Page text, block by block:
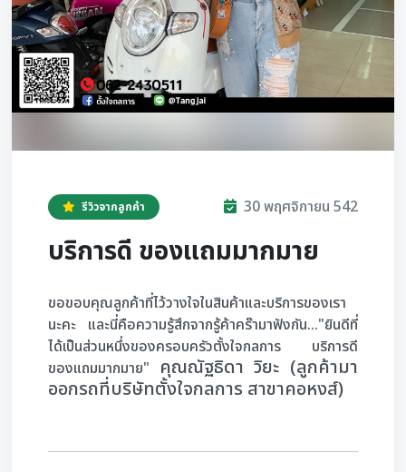
รีวิวจากลูกค้า 30 พฤศจิกายน 542
บริการดี ของแถมมากมาย
ขอขอบคุณลูกค้าที่ไว้วางใจในสินค้าและบริการของเรา
นะคะ และนี่คือความรู้สึกจากรู้ค้าคร๊ามาฟังกัน..."ยินดีที่
ได้เป็นส่วนหนึ่งของครอบครัวตั้งใจกลการ บริการดี
ของแถมมากมาย" คุณณัฐธิดา วิยะ (ลูกค้ามา
ออกรถที่บริษัทตั้งใจกลการ สาขาคอหงส์)